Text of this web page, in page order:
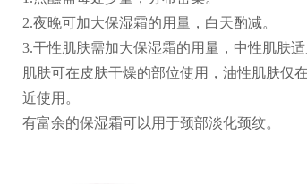
2.夜晚可加大保湿霜的用量，白天酌减。
3.干性肌肤需加大保湿霜的用量，中性肌肤
肌肤可在皮肤干燥的部位使用，油性肌肤仅
近使用。
有富余的保湿霜可以用于颈部淡化颈纹。